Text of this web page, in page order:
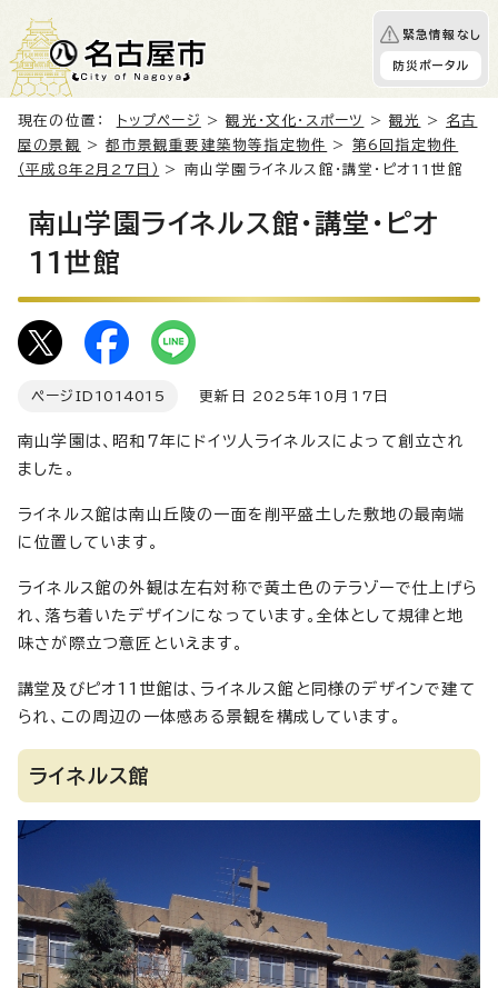
緊急情報なし
防災ポータル
現在の位置： トップページ >観光・文化・スポーツ >観光 > 名古
屋の景観
>都市景観重要建築物等指定物件 > 第6回指定物件
（平成8年2月27日）
> 南山学園ライネルス館・講堂・ピオ11世館
南山学園ライネルス館・講堂・ピオ
11世館
ページID 1014015 更新日 2025年10月17日
南山学園は、昭和7年にドイツ人ライネルスによって創立され
ました。
ライネルス館は南山丘陵の一面を削平盛土した敷地の最南端
に位置しています。
ライネルス館の外観は左右対称で黄土色のテラゾーで仕上げら
れ、落ち着いたデザインになっています。全体として規律と地
味さが際立つ意匠といえます。
講堂及びピオ11世館は、ライネルス館と同様のデザインで建て
られ、この周辺の一体感ある景観を構成しています。
ライネルス館